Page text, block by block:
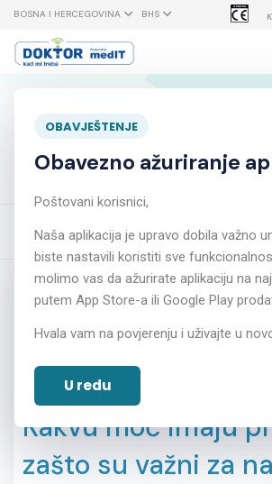
BOSNA I HERCEGOVINA BHS
OBAVJEŠTENJE
Obavezno ažuriranje
Poštovani korisnici,
Naša aplikacija je upravo dobila važno
biste nastavili koristiti sve
molimo vas da ažurirate aplikaciju na
putem App Store-a ili Google Play
Hvala vam na povjerenju i uživajte u
U redu
Kakvu moć imaju
zašto su važni za
Kakvu moć imaju probiotici i zašto su važni za naše
Kakvu moć imaju
zašto su važni za